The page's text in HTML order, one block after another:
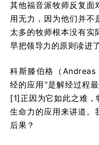
其他福音派牧师反复
用无力，因为他们并不
太多的牧师根本没有实
早把领导力的原则读进
科斯滕伯格（
经的应用“是解经过程
[1]正因为它如此之难
生命力的应用来讲道。
后果？